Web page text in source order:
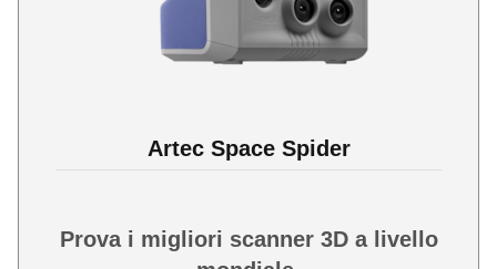
Artec Space Spider
Prova i migliori scanner 3D a livello